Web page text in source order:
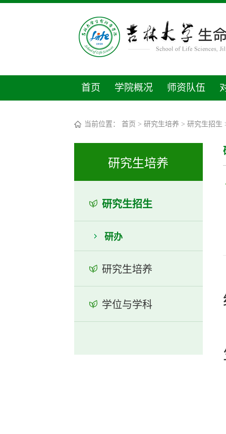
首页 学院概况 师资队伍
当前位置： 首页 > 研究生培养 > 研究生招生
研究生培养
研究生招生
研办
研究生培养
学位与学科